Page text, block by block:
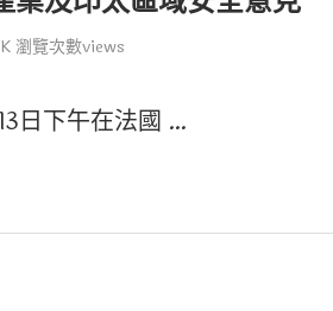
瀏覽次數views
日下午在法國 …